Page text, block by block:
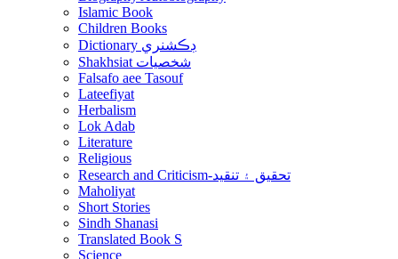
Islamic Book
Children Books
Dictionary ڊڪشنري
Shakhsiat شخصيات
Falsafo aee Tasouf
Lateefiyat
Herbalism
Lok Adab
Literature
Religious
Research and Criticism-تحقيق ۽ تنقيد
Maholiyat
Short Stories
Sindh Shanasi
Translated Book S
Science